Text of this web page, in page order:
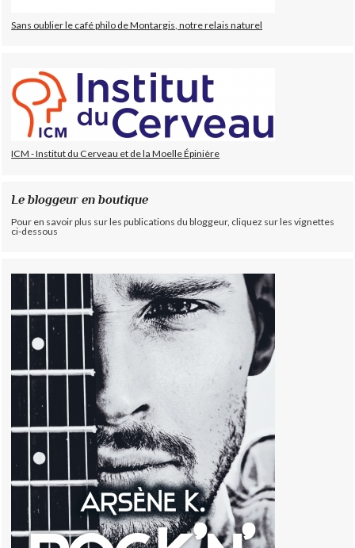
Sans oublier le café philo de Montargis, notre relais naturel
ICM - Institut du Cerveau et de la Moelle Épinière
Le bloggeur en boutique
Pour en savoir plus sur les publications du bloggeur, cliquez sur les vignettes
ci-dessous